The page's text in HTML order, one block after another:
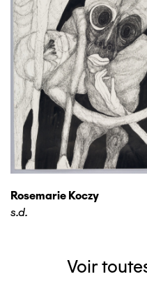
Rosemarie Koczy
s.d.
Voir